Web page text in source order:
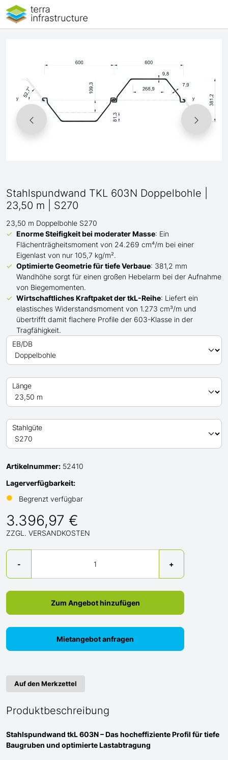
Stahlspundwand TKL 603N Doppelbohle |
23,50 m | S270
23,50 m Doppelbohle S270
Enorme Steifigkeit bei moderater Masse: Ein
Flächenträgheitsmoment von 24.269 cm⁴/m bei einer
Eigenlast von nur 105,7 kg/m².
Optimierte Geometrie für tiefe Verbaue: 381,2 mm
Wandhöhe sorgt für einen großen Hebelarm bei der Aufnahme
von Biegemomenten.
Wirtschaftliches Kraftpaket dertkL-Reihe: Liefert ein
elastisches Widerstandsmoment von 1.273 cm³/m und
übertrifft damit flachere Profile der 603-Klasse in der
Tragfähigkeit.
EB/DB
Länge
Stahlgüte
Artikelnummer: 52410
Lagerverfügbarkeit:
●
Begrenzt verfügbar
3.396,97 €
ZZGL. VERSANDKOSTEN
-
Menge
+
Zum Angebot hinzufügen
Mietangebot anfragen
Auf den Merkzettel
Produktbeschreibung
Stahlspundwand tkL 603N – Das hocheffiziente Profil für tiefe
Baugruben und optimierte Lastabtragung